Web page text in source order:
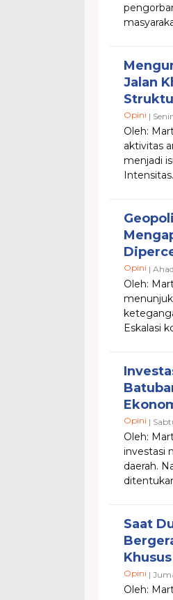
Jalan
Opini |
Oleh:
aktivitas
menjadi
Opini |
Oleh:
Eskalasi
Opini |
Oleh:
investasi
daerah.
Saat
Opini |
Oleh: